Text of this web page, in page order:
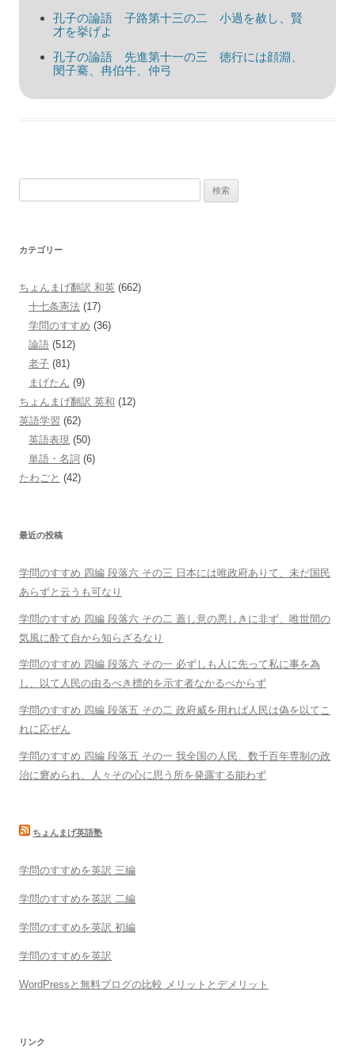
孔子の論語 子路第十三の二 小過を赦し、賢
才を挙げよ
孔子の論語 先進第十一の三 徳行には顔淵、
閔子騫、冉伯牛、仲弓
カテゴリー
ちょんまげ翻訳 和英 (662)
十七条憲法 (17)
学問のすすめ (36)
論語 (512)
老子 (81)
まげたん (9)
ちょんまげ翻訳 英和 (12)
英語学習 (62)
英語表現 (50)
単語・名詞 (6)
たわごと (42)
最近の投稿
学問のすすめ 四編 段落六 その三 日本には唯政府ありて、未だ国民
あらずと云うも可なり
学問のすすめ 四編 段落六 その二 蓋し意の悪しきに非ず、唯世間の
気風に酔て自から知らざるなり
学問のすすめ 四編 段落六 その一 必ずしも人に先って私に事を為
し、以て人民の由るべき標的を示す者なかるべからず
学問のすすめ 四編 段落五 その二 政府威を用れば人民は偽を以てこ
れに応ぜん
学問のすすめ 四編 段落五 その一 我全国の人民、数千百年専制の政
治に窘められ、人々その心に思う所を発露する能わず
ちょんまげ英語塾
学問のすすめを英訳 三編
学問のすすめを英訳 二編
学問のすすめを英訳 初編
学問のすすめを英訳
WordPressと無料ブログの比較 メリットとデメリット
リンク